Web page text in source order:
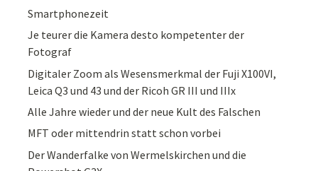
Smartphonezeit
Je teurer die Kamera desto kompetenter der
Fotograf
Digitaler Zoom als Wesensmerkmal der Fuji X100VI,
Leica Q3 und 43 und der Ricoh GR III und IIIx
Alle Jahre wieder und der neue Kult des Falschen
MFT oder mittendrin statt schon vorbei
Der Wanderfalke von Wermelskirchen und die